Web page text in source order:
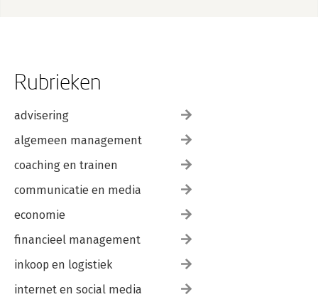
Rubrieken
advisering
algemeen management
coaching en trainen
communicatie en media
economie
financieel management
inkoop en logistiek
internet en social media